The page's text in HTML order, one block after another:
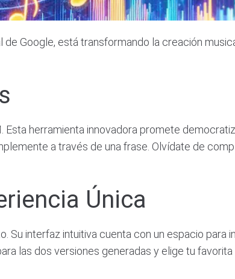
Google, está transformando la creación
herramienta innovadora promete
a través de una frase. Olvídate de
Única
Su interfaz intuitiva cuenta con un espacio para
las dos versiones generadas y elige tu favorita